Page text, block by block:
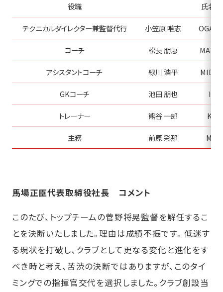
役職 氏名
テクニカルダイレクター兼監督代行 小笠原 唯志
コーチ 松長 朋恵
アシスタントコーチ 緑川 浩平
GKコーチ 池田 朋也
トレーナー 熊谷 一郎
主務 前原 彩那
馬場正臣代表取締役社長 コメント
このたび、トップチームの菅野将晃監督を解任するこ
とを決断いたしました。理由は成績不振です。 低迷す
る現状を打破し、クラブとして更なる変化と進化をす
べき時と考え、苦渋の決断ではありますが、このタイ
ミングでの指揮官交代を選択しました。クラブ創設当